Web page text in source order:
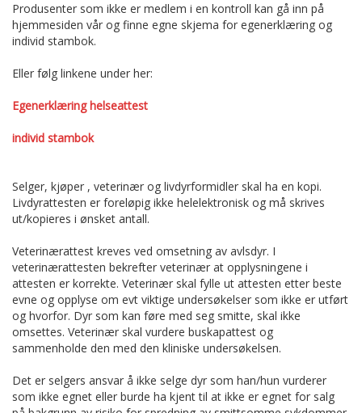
Produsenter som ikke er medlem i en kontroll kan gå inn på
hjemmesiden vår og finne egne skjema for egenerklæring og
individ stambok.
Eller følg linkene under her:
Egenerklæring helseattest
individ stambok
Selger, kjøper , veterinær og livdyrformidler skal ha en kopi.
Livdyrattesten er foreløpig ikke helelektronisk og må skrives
ut/kopieres i ønsket antall.
Veterinærattest kreves ved omsetning av avlsdyr. I
veterinærattesten bekrefter veterinær at opplysningene i
attesten er korrekte. Veterinær skal fylle ut attesten etter beste
evne og opplyse om evt viktige undersøkelser som ikke er utført
og hvorfor. Dyr som kan føre med seg smitte, skal ikke
omsettes. Veterinær skal vurdere buskapattest og
sammenholde den med den kliniske undersøkelsen.
Det er selgers ansvar å ikke selge dyr som han/hun vurderer
som ikke egnet eller burde ha kjent til at ikke er egnet for salg